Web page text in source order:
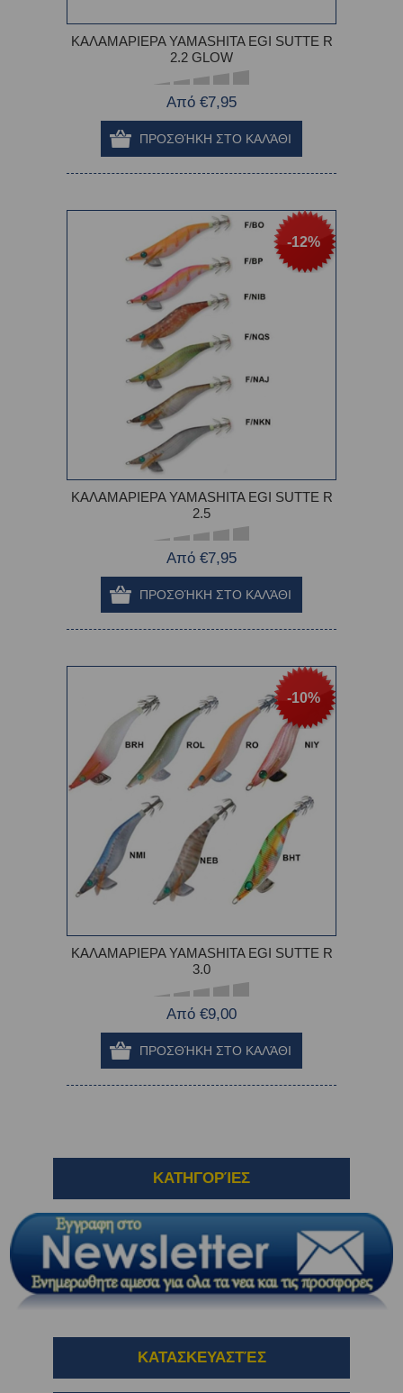
ΚΑΛΑΜΑΡΙΕΡΑ YAMASHITA EGI SUTTE R
2.2 GLOW
Από €7,95
-12%
ΚΑΛΑΜΑΡΙΕΡΑ YAMASHITA EGI SUTTE R
2.5
Από €7,95
-10%
ΚΑΛΑΜΑΡΙΕΡΑ YAMASHITA EGI SUTTE R
3.0
Από €9,00
ΚΑΤΗΓΟΡΊΕΣ
ΚΑΤΑΣΚΕΥΑΣΤΈΣ